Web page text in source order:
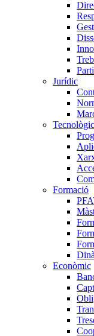
Jurídic
Tecnològic
Formació
Econòmic